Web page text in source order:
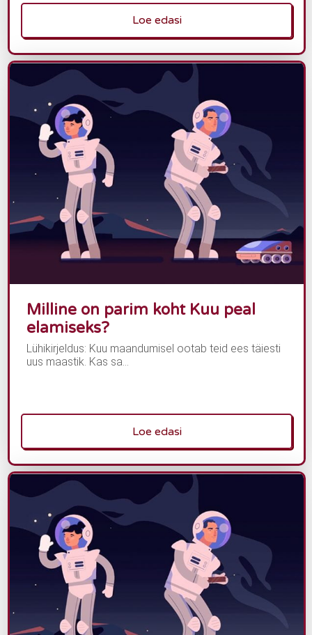
Loe edasi
Milline on parim koht Kuu peal
elamiseks?
Lühikirjeldus: Kuu maandumisel ootab teid ees täiesti
uus maastik. Kas sa...
Loe edasi